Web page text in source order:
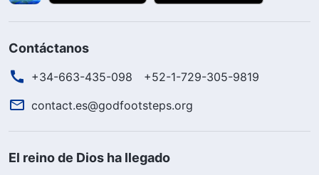
Contáctanos
+34-663-435-098
+52-1-729-305-9819
contact.es@godfootsteps.org
El reino de Dios ha llegado